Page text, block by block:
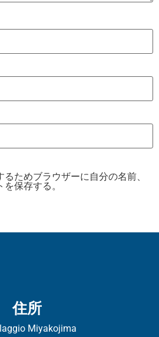
ためブラウザーに自分の名前、
保存する。
住所
Miyakojima